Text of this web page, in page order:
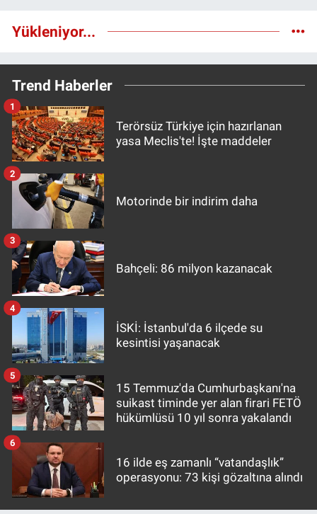
Yükleniyor...
Trend Haberler
Terörsüz Türkiye için hazırlanan
yasa Meclis'te! İşte maddeler
1
Motorinde bir indirim daha
2
Bahçeli: 86 milyon kazanacak
3
İSKİ: İstanbul'da 6 ilçede su
kesintisi yaşanacak
4
15 Temmuz'da Cumhurbaşkanı'na
suikast timinde yer alan firari FETÖ
hükümlüsü 10 yıl sonra yakalandı
5
16 ilde eş zamanlı “vatandaşlık”
operasyonu: 73 kişi gözaltına alındı
6